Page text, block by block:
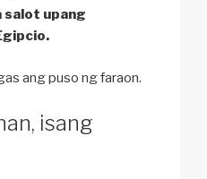
salot upang
ang puso ng faraon.
isang